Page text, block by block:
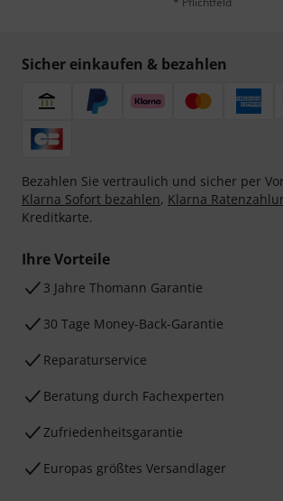
Sicher einkaufen & bezahlen
Bezahlen Sie vertraulich und sicher per
Klarna Sofort bezahlen, Klarna
Kreditkarte.
Ihre Vorteile
3 Jahre Thomann Garantie
30 Tage Money-Back-Garantie
Reparaturservice
Beratung durch Fachexperten
Zufriedenheitsgarantie
Europas größtes Versandlager